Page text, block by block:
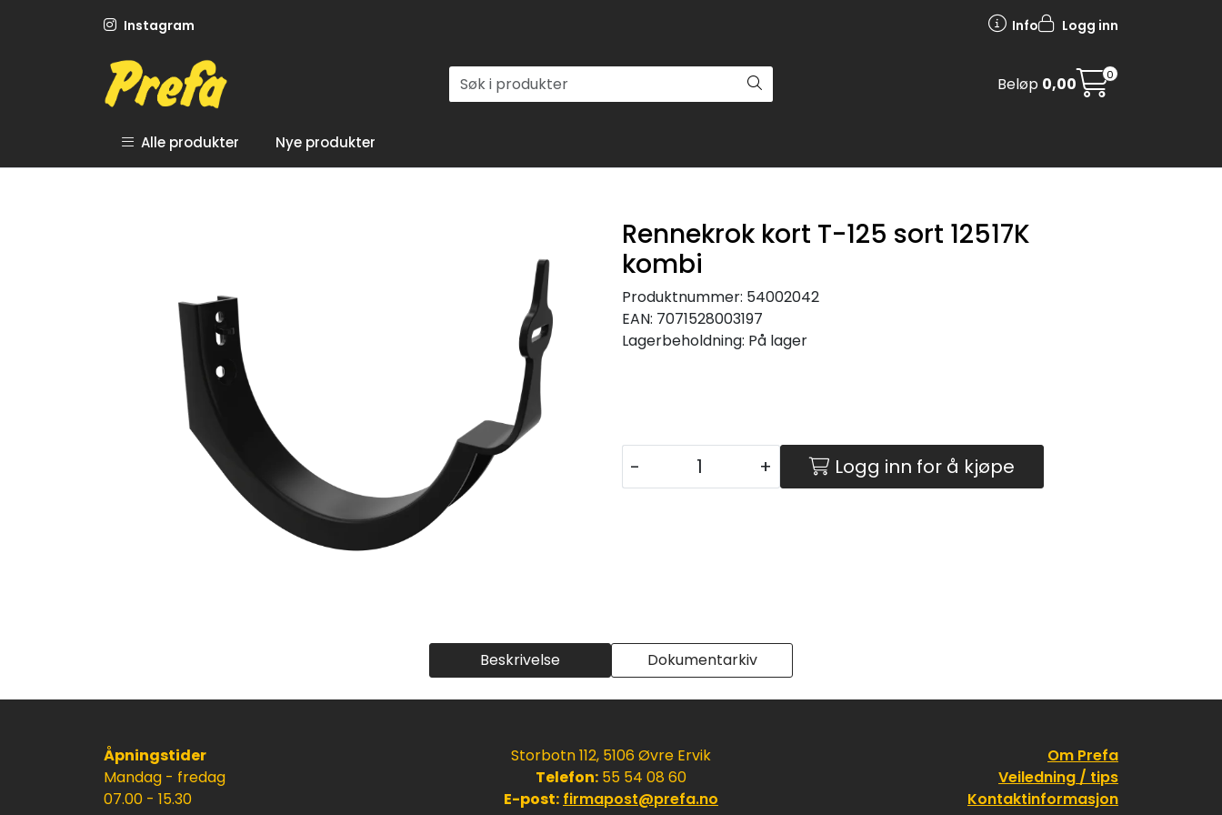
Instagram Info Logg inn
Beløp 0,00 0
Alle produkter Nye produkter
Rennekrok kort T-125 sort 12517K
kombi
Produktnummer: 54002042
EAN: 7071528003197
Lagerbeholdning: På lager
- + Logg inn for å kjøpe
Beskrivelse Dokumentarkiv
Åpningstider
Mandag - fredag
07.00 - 15.30
Storbotn 112, 5106 Øvre Ervik
Telefon: 55 54 08 60
E-post: firmapost@prefa.no
Om Prefa
Veiledning / tips
Kontaktinformasjon